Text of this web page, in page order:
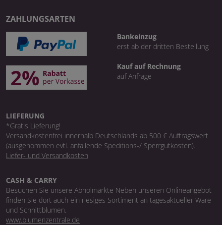
ZAHLUNGSARTEN
Bankeinzug
erst ab der dritten Bestellung
Kauf auf Rechnung
auf Anfrage
LIEFERUNG
*Gratis Lieferung!
Versandkostenfrei innerhalb Deutschlands ab 500 € Auftragswert
(ausgenommen evtl. anfallende Speditions-/ Sperrgutkosten).
Liefer- und Versandkosten
CASH & CARRY
Besuchen Sie unsere Abholmärkte Neben unseren Onlineangebot
finden Sie dort auch ein riesiges Sortiment an tagesaktueller Ware
und Schnittblumen.
www.blumenzentrale.de